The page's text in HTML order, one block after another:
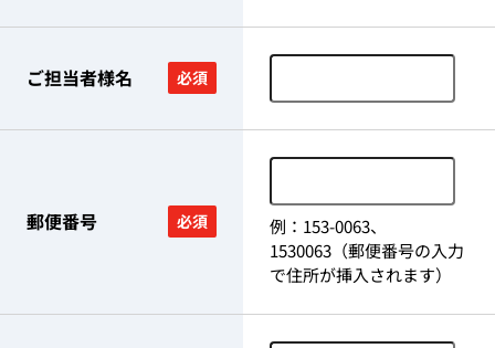
ご担当者様名 必須
郵便番号 必須
例：153-0063、
1530063（郵便番号の入力
で住所が挿入されます）